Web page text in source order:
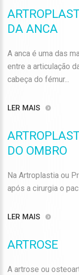
DA ANCA
A anca é uma das
entre a articulação
cabeça do fémur...
LER MAIS
DO OMBRO
Na Artroplastia ou
após a cirurgia o
LER MAIS
ARTROSE
A artrose ou